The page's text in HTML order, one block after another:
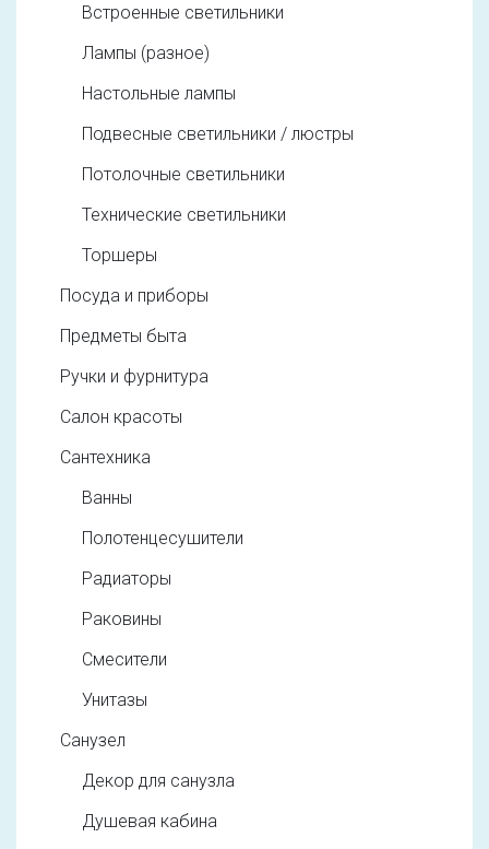
Встроенные светильники
Лампы (разное)
Настольные лампы
Подвесные светильники / люстры
Потолочные светильники
Технические светильники
Торшеры
Посуда и приборы
Предметы быта
Ручки и фурнитура
Салон красоты
Сантехника
Ванны
Полотенцесушители
Радиаторы
Раковины
Смесители
Унитазы
Санузел
Декор для санузла
Душевая кабина